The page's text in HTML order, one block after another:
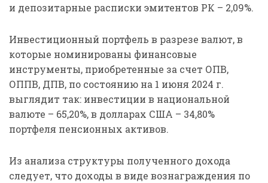
и депозитарные расписки эмитентов РК – 2,09%.
Инвестиционный портфель в разрезе валют, в
которые номинированы финансовые
инструменты, приобретенные за счет ОПВ,
ОППВ, ДПВ, по состоянию на 1 июня 2024 г.
выглядит так: инвестиции в национальной
валюте – 65,20%, в долларах США – 34,80%
портфеля пенсионных активов.
Из анализа структуры полученного дохода
следует, что доходы в виде вознаграждения по